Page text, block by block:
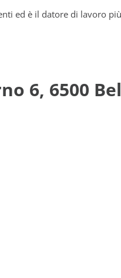
ed è il datore di lavoro
6, 6500